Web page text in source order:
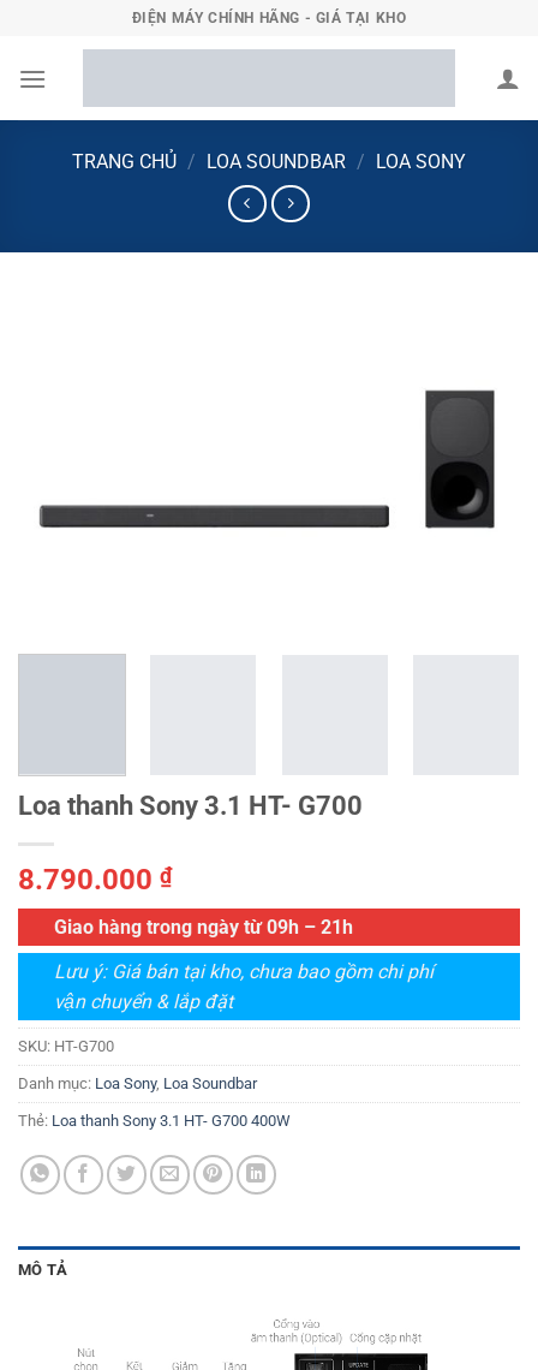
nội
ĐIỆN MÁY CHÍNH HÃNG - GIÁ TẠI KHO
TRANG CHỦ / LOA SOUNDBAR / LOA SONY
Loa thanh Sony 3.1 HT- G700
8.790.000 ₫
Giao hàng trong ngày từ 09h – 21h
Lưu ý: Giá bán tại kho, chưa bao gồm chi phí
vận chuyển & lắp đặt
SKU: HT-G700
Danh mục: Loa Sony, Loa Soundbar
Thẻ: Loa thanh Sony 3.1 HT- G700 400W
MÔ TẢ